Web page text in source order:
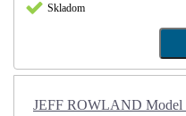
Skladom
JEFF ROWLAND Model